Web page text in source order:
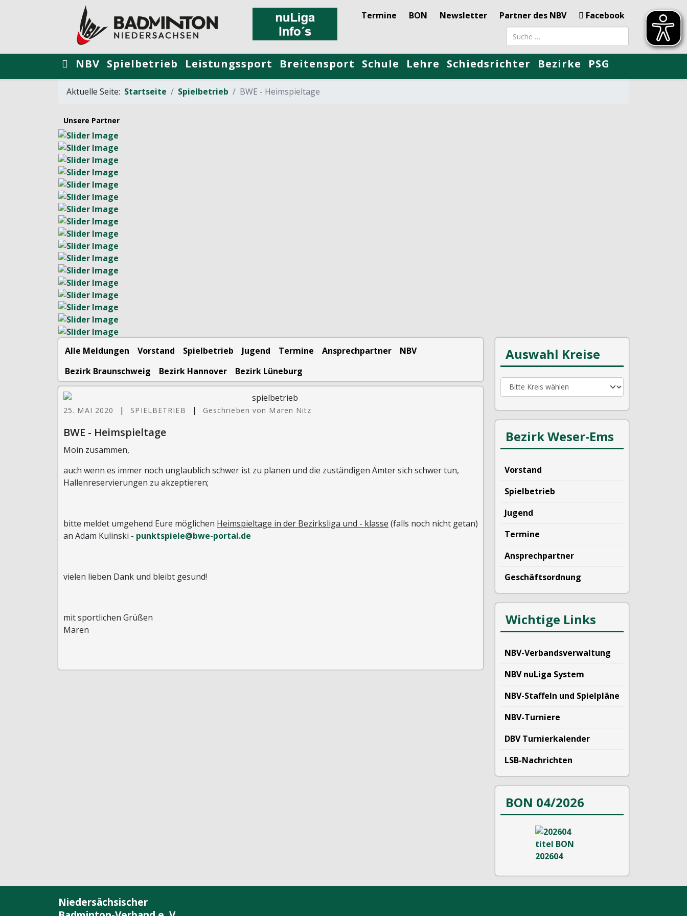
Termine BON Newsletter Partner des NBV
Facebook
Suchbegriff
NBV Spielbetrieb Leistungssport Breitensport Schule Lehre Schiedsrichter Bezirke PSG
Aktuelle Seite: Startseite Spielbetrieb BWE - Heimspieltage
Unsere Partner
Alle Meldungen Vorstand Spielbetrieb Jugend Termine Ansprechpartner
NBV
Bezirk Braunschweig
Bezirk Hannover Bezirk Lüneburg
25. MAI 2020 | SPIELBETRIEB | Geschrieben von Maren Nitz
BWE - Heimspieltage
Moin zusammen,
auch wenn es immer noch unglaublich schwer ist zu planen und die zuständigen Ämter sich schwer tun,
Hallenreservierungen zu akzeptieren;
bitte meldet umgehend Eure möglichen Heimspieltage in der Bezirksliga und - klasse (falls noch nicht getan)
an Adam Kulinski - punktspiele@bwe-portal.de
vielen lieben Dank und bleibt gesund!
mit sportlichen Grüßen
Maren
Auswahl Kreise
Bezirk Weser-Ems
Vorstand
Spielbetrieb
Jugend
Termine
Ansprechpartner
Geschäftsordnung
Wichtige Links
NBV-Verbandsverwaltung
NBV nuLiga System
NBV-Staffeln und Spielpläne
NBV-Turniere
DBV Turnierkalender
LSB-Nachrichten
BON 04/2026
Niedersächsischer